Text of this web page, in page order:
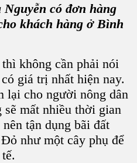
có đơn hàng
khách hàng ở Bình
không cần phải nói
giá trị nhất hiện nay.
lại cho người nông dân
mất nhiều thời gian
tận dụng bãi đất
như một cây phụ để